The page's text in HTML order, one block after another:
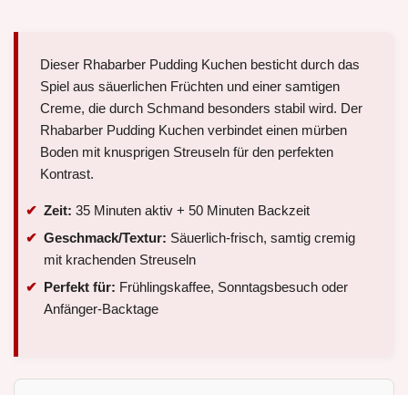
Dieser Rhabarber Pudding Kuchen besticht durch das
Spiel aus säuerlichen Früchten und einer samtigen
Creme, die durch Schmand besonders stabil wird. Der
Rhabarber Pudding Kuchen verbindet einen mürben
Boden mit knusprigen Streuseln für den perfekten
Kontrast.
Zeit: 35 Minuten aktiv + 50 Minuten Backzeit
Geschmack/Textur: Säuerlich-frisch, samtig cremig
mit krachenden Streuseln
Perfekt für: Frühlingskaffee, Sonntagsbesuch oder
Anfänger-Backtage